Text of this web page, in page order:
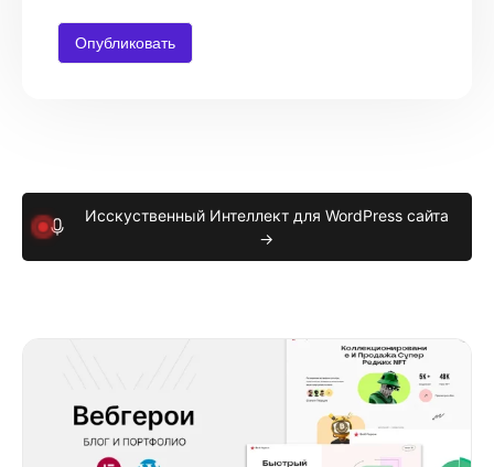
Исскуственный Интеллект для WordPress сайта
→